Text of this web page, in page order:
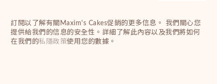
訂閱以了解有關Maxim's Cakes促銷的更多信息。 我們關心您
提供給我們的信息的安全性。詳細了解此內容以及我們將如何
在我們的私隱政策使用您的數據。